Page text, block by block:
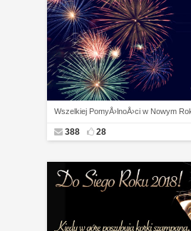
Wszelkiej PomyÅ›lnoÅ›ci w Nowym
388 28